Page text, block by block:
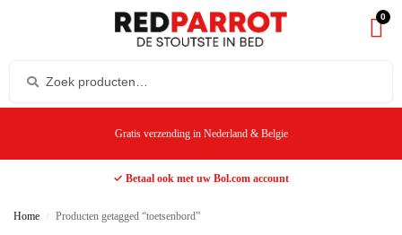
0
Gratis verzending in Nederland & Belgie
✓ Betaal ook met uw Bol.com account
Home / Producten getagged “toetsenbord”